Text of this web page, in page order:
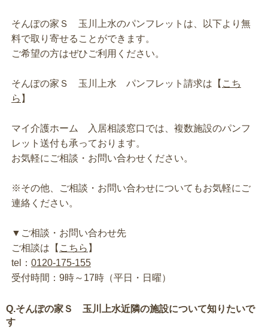
そんぽの家Ｓ 玉川上水のパンフレットは、以下より無
料で取り寄せることができます。
ご希望の方はぜひご利用ください。
そんぽの家Ｓ 玉川上水 パンフレット請求は【 こち
ら 】
マイ介護ホーム 入居相談窓口では、複数施設のパンフ
レット送付も承っております。
お気軽にご相談・お問い合わせください。
※その他、ご相談・お問い合わせについてもお気軽にご
連絡ください。
▼ご相談・お問い合わせ先
ご相談は【 こちら 】
tel： 0120-175-155
受付時間：9時～17時（平日・日曜）
Q.そんぽの家Ｓ 玉川上水近隣の施設について知りたいで
す